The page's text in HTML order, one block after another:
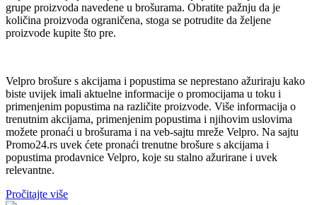
grupe proizvoda navedene u brošurama. Obratite pažnju da je
količina proizvoda ograničena, stoga se potrudite da željene
proizvode kupite što pre.
Velpro brošure s akcijama i popustima se neprestano ažuriraju kako
biste uvijek imali aktuelne informacije o promocijama u toku i
primenjenim popustima na različite proizvode. Više informacija o
trenutnim akcijama, primenjenim popustima i njihovim uslovima
možete pronaći u brošurama i na veb-sajtu mreže Velpro. Na sajtu
Promo24.rs uvek ćete pronaći trenutne brošure s akcijama i
popustima prodavnice Velpro, koje su stalno ažurirane i uvek
relevantne.
Pročitajte više